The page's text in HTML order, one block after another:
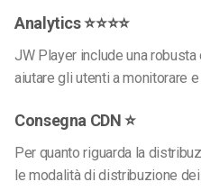
Analytics ⭐⭐⭐⭐
JW Player include una
aiutare gli utenti a monitorare
Consegna CDN ⭐
Per quanto riguarda la
le modalità di distribuzione